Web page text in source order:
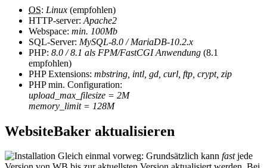
OS: Linux (empfohlen)
HTTP-server: Apache2
Webspace: min. 100Mb
SQL-Server: MySQL-8.0 / MariaDB-10.2.x
PHP: 8.0 / 8.1 als FPM/FastCGI Anwendung (8.1
empfohlen)
PHP Extensions: mbstring, intl, gd, curl, ftp, crypt, zip
PHP min. Configuration:
upload_max_filesize = 2M
memory_limit = 128M
WebsiteBaker aktualisieren
Gleich einmal vorweg: Grundsätzlich kann fastjede